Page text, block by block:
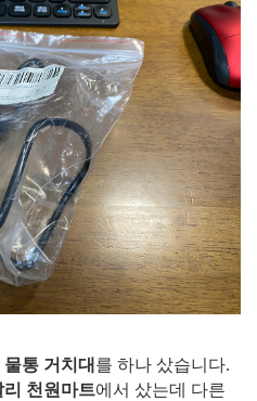
통 거치대 를 하나 샀습니다.
리 천원마트에서 샀는데 다른